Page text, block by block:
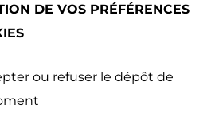
DE VOS PRÉFÉRENCES
ou refuser le dépôt de